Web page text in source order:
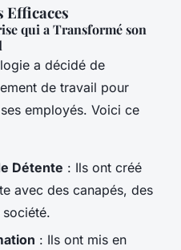
Efficaces
qui a Transformé son
a décidé de
de travail pour
employés. Voici ce
Détente : Ils ont créé
avec des canapés, des
: Ils ont mis en